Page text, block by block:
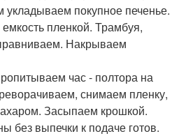
покупное печенье.
пленкой. Трамбуя,
Накрываем
час - полтора на
снимаем пленку,
Засыпаем крошкой.
без выпечки к подаче готов.